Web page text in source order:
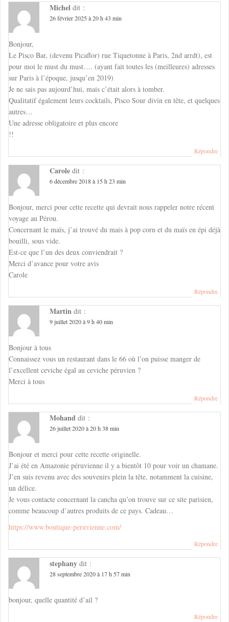
Michel dit :
26 février 2025 à 20 h 43 min
Bonjour,
Le Pisco Bar, (devenu Picaflor) rue Tiquetonne à Paris, 2nd arrdt), est
pour moi le must du must…. (ayant fait toutes les (meilleures) adresses
sur Paris à l’époque, jusqu’en 2019)
Je ne sais pas aujourd’hui, mais c’était alors à tomber.
Qualitatif également leurs cocktails, Pisco Sour divin en tête, et quelques
autres…
Une adresse obligatoire et plus encore
!!
Répondre
Carole dit :
6 décembre 2018 à 15 h 23 min
Bonjour, merci pour cette recette qui devrait nous rappeler notre récent
voyage au Pérou.
Concernant le maïs, j’ai trouvé du mais à pop corn et du maïs en épi déjà
bouilli, sous vide.
Est-ce que l’un des deux conviendrait ?
Merci d’avance pour votre avis
Carole
Répondre
Martin dit :
9 juillet 2020 à 9 h 40 min
Bonjour à tous
Connaissez vous un restaurant dans le 66 où l’on puisse manger de
l’excellent ceviche égal au ceviche péruvien ?
Merci à tous
Répondre
Mohand dit :
26 juillet 2020 à 20 h 38 min
Bonjour et merci pour cette recette originelle.
J’ai été en Amazonie péruvienne il y a bientôt 10 pour voir un chamane.
J’en suis revenu avec des souvenirs plein la tête, notamment la cuisine,
un délice.
Je vous contacte concernant la cancha qu’on trouve sur ce site parisien,
comme beaucoup d’autres produits de ce pays. Cadeau…
https://www.boutique-peruvienne.com/
Répondre
stephany dit :
28 septembre 2020 à 17 h 57 min
bonjour, quelle quantité d’ail ?
Répondre